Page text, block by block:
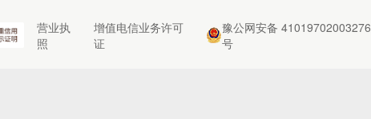
营业执
照
增值电信业务许可
证
豫公网安备 41019702003276
号